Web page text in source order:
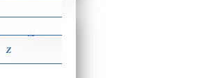
M
Z